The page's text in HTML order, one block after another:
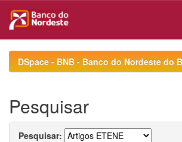
navigationDSpace - BNB - Banco do Nordeste do
Pesquisar
Pesquisar: